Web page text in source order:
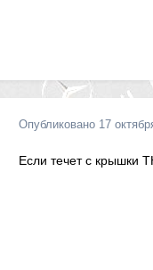
Опубликовано 17
Если течет с крышки